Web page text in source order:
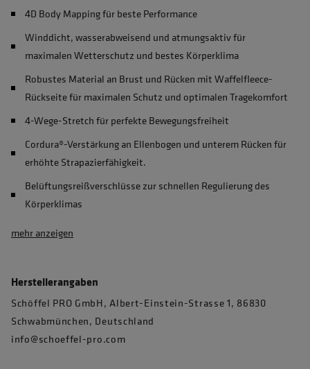
4D Body Mapping für beste Performance
Winddicht, wasserabweisend und atmungsaktiv für
maximalen Wetterschutz und bestes Körperklima
Robustes Material an Brust und Rücken mit Waffelfleece-
Rückseite für maximalen Schutz und optimalen Tragekomfort
4-Wege-Stretch für perfekte Bewegungsfreiheit
Cordura®-Verstärkung an Ellenbogen und unterem Rücken für
erhöhte Strapazierfähigkeit.
Belüftungsreißverschlüsse zur schnellen Regulierung des
Körperklimas
mehr anzeigen
Herstellerangaben
Schöffel PRO GmbH, Albert-Einstein-Strasse 1, 86830
Schwabmünchen, Deutschland
info@schoeffel-pro.com